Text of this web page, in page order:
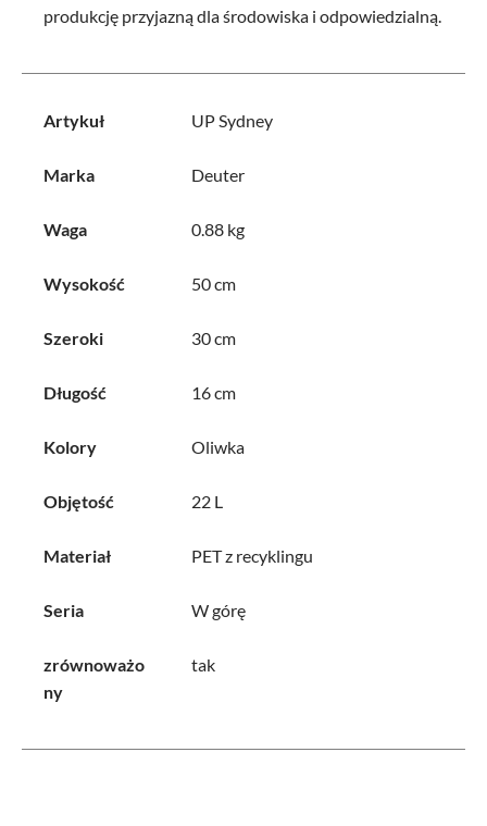
produkcję przyjazną dla środowiska i odpowiedzialną.
Artykuł UP Sydney
Marka Deuter
Waga 0.88 kg
Wysokość 50 cm
Szeroki 30 cm
Długość 16 cm
Kolory Oliwka
Objętość 22 L
Materiał PET z recyklingu
Seria W górę
zrównoważo
ny
tak